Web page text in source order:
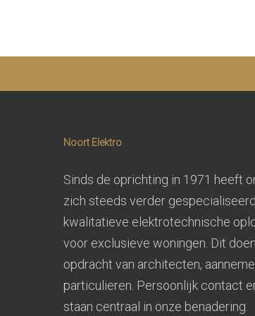
Noort Elektro
Sinds de oprichting in 1971 heeft
zich steeds verder
kwalitatieve elektrotechnische
voor exclusieve woningen. Dit
opdracht van architecten,
particulieren. Persoonlijk contact
staan centraal in onze benadering.